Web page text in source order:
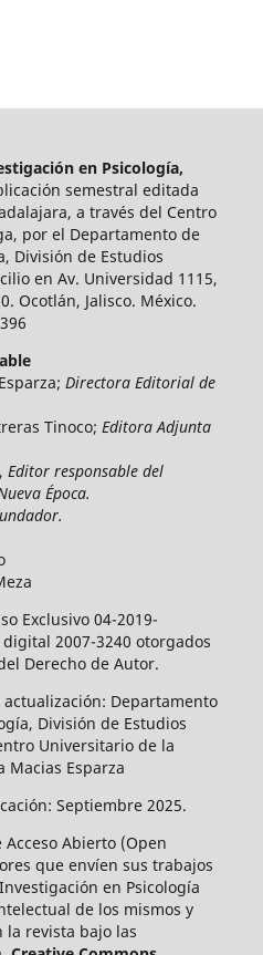
en Psicología,
semestral editada
a través del Centro
por el Departamento de
División de Estudios
en Av. Universidad 1115,
Ocotlán, Jalisco. México.
Directora Editorial de
Tinoco; Editora Adjunta
Editor responsable del
Época.
Exclusivo 04-2019-
2007-3240 otorgados
Derecho de Autor.
Departamento
División de Estudios
Universitario de la
Macias Esparza
Septiembre 2025.
Abierto (Open
que envíen sus trabajos
en Psicología
de los mismos y
revista bajo las